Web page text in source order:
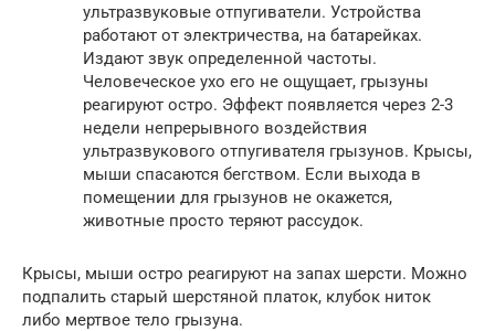
ультразвуковые отпугиватели. Устройства
работают от электричества, на батарейках.
Издают звук определенной частоты.
Человеческое ухо его не ощущает, грызуны
реагируют остро. Эффект появляется через 2-3
недели непрерывного воздействия
ультразвукового отпугивателя грызунов. Крысы,
мыши спасаются бегством. Если выхода в
помещении для грызунов не окажется,
животные просто теряют рассудок.
Крысы, мыши остро реагируют на запах шерсти. Можно
подпалить старый шерстяной платок, клубок ниток
либо мертвое тело грызуна.